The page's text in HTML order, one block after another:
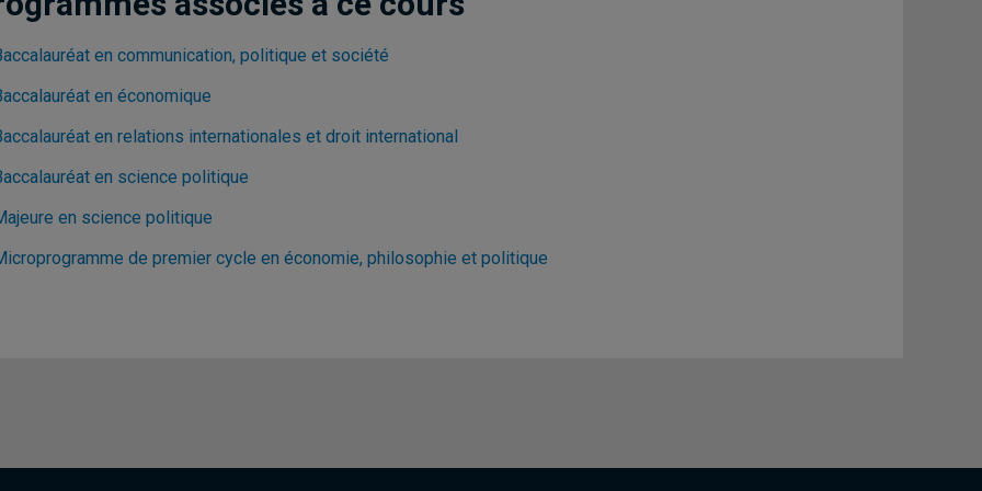
en communication, politique et société
en économique
en relations internationales et droit international
en science politique
en science politique
de premier cycle en économie, philosophie et politique